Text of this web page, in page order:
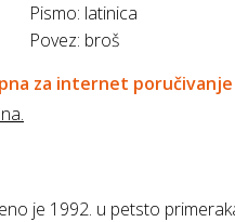
Pismo: latinica
Povez: broš
za internet
je 1992. u petsto